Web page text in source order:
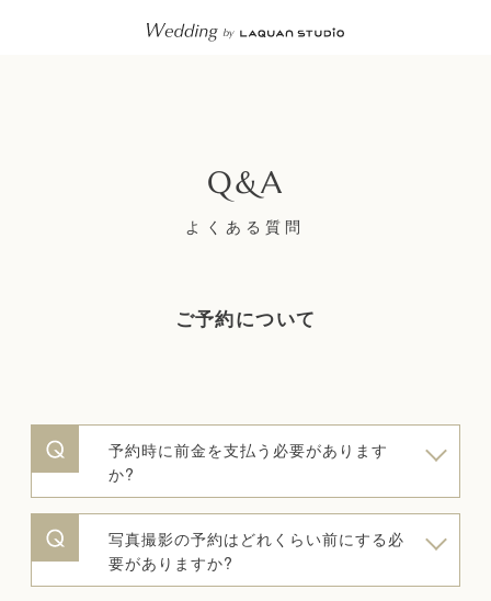
よくある質問
ご予約について
予約時に前金を支払う必要があります
か?
写真撮影の予約はどれくらい前にする必
要がありますか?